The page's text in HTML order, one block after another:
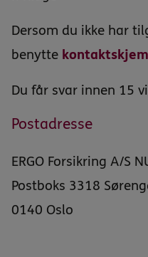
Dersom du ikke har
benytte
Du får svar innen 15
Postadresse
ERGO Forsikring A/S
Postboks 3318
0140 Oslo